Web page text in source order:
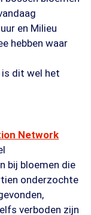
en Milieu
hebben waar
dit wel het
Network
bij bloemen die
onderzochte
verboden zijn